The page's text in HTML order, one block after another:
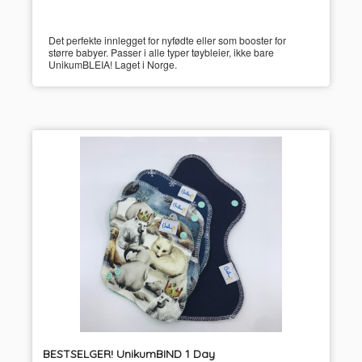
Det perfekte innlegget for nyfødte eller som booster for
større babyer. Passer i alle typer tøybleier, ikke bare
UnikumBLEIA! Laget i Norge.
BESTSELGER! UnikumBIND 1 Day